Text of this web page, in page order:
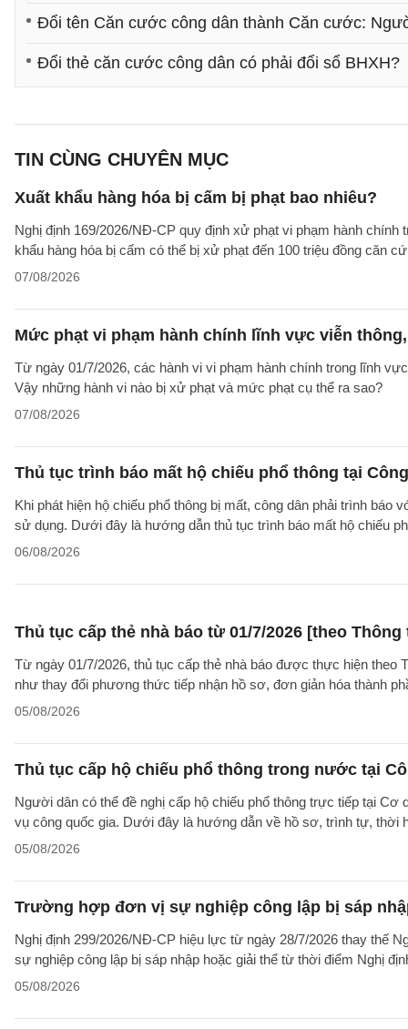
Đổi tên Căn cước công dân thành Căn cước:
Đổi thẻ căn cước công dân có phải đổi sổ BHXH?
TIN CÙNG CHUYÊN MỤC
Xuất khẩu hàng hóa bị cấm bị phạt bao nhiêu?
Nghị định 169/2026/NĐ-CP quy định xử phạt vi phạm hành
khẩu hàng hóa bị cấm có thể bị xử phạt đến 100 triệu đồng căn
07/08/2026
Mức phạt vi phạm hành chính lĩnh vực viễn
Từ ngày 01/7/2026, các hành vi vi phạm hành chính trong lĩnh
Vậy những hành vi nào bị xử phạt và mức phạt cụ thể ra sao?
07/08/2026
Thủ tục trình báo mất hộ chiếu phổ thông tại
Khi phát hiện hộ chiếu phổ thông bị mất, công dân phải trình
sử dụng. Dưới đây là hướng dẫn thủ tục trình báo mất hộ chiếu
06/08/2026
Thủ tục cấp thẻ nhà báo từ 01/7/2026 [theo Thông
Từ ngày 01/7/2026, thủ tục cấp thẻ nhà báo được thực hiện
như thay đổi phương thức tiếp nhận hồ sơ, đơn giản hóa thành
05/08/2026
Thủ tục cấp hộ chiếu phổ thông trong nước tại
Người dân có thể đề nghị cấp hộ chiếu phổ thông trực tiếp tại
vụ công quốc gia. Dưới đây là hướng dẫn về hồ sơ, trình tự, thời
05/08/2026
Trường hợp đơn vị sự nghiệp công lập bị sáp
Nghị định 299/2026/NĐ-CP hiệu lực từ ngày 28/7/2026 thay thế
sự nghiệp công lập bị sáp nhập hoặc giải thể từ thời điểm Nghị
05/08/2026